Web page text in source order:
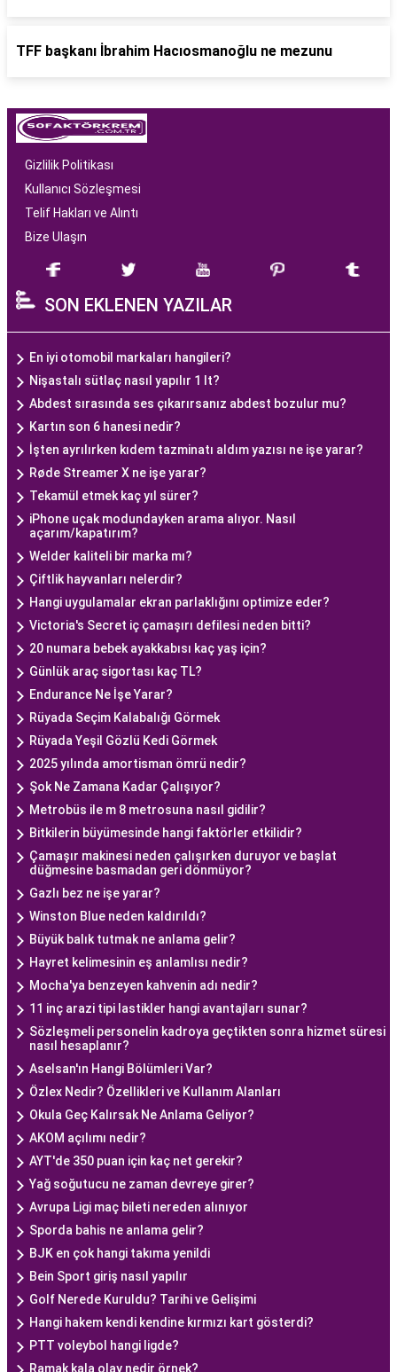
TFF başkanı İbrahim Hacıosmanoğlu ne mezunu
Gizlilik Politikası
Kullanıcı Sözleşmesi
Telif Hakları ve Alıntı
Bize Ulaşın
SON EKLENEN YAZILAR
En iyi otomobil markaları hangileri?
Nişastalı sütlaç nasıl yapılır 1 lt?
Abdest sırasında ses çıkarırsanız abdest bozulur mu?
Kartın son 6 hanesi nedir?
İşten ayrılırken kıdem tazminatı aldım yazısı ne işe yarar?
Røde Streamer X ne işe yarar?
Tekamül etmek kaç yıl sürer?
iPhone uçak modundayken arama alıyor. Nasıl
açarım/kapatırım?
Welder kaliteli bir marka mı?
Çiftlik hayvanları nelerdir?
Hangi uygulamalar ekran parlaklığını optimize eder?
Victoria's Secret iç çamaşırı defilesi neden bitti?
20 numara bebek ayakkabısı kaç yaş için?
Günlük araç sigortası kaç TL?
Endurance Ne İşe Yarar?
Rüyada Seçim Kalabalığı Görmek
Rüyada Yeşil Gözlü Kedi Görmek
2025 yılında amortisman ömrü nedir?
Şok Ne Zamana Kadar Çalışıyor?
Metrobüs ile m 8 metrosuna nasıl gidilir?
Bitkilerin büyümesinde hangi faktörler etkilidir?
Çamaşır makinesi neden çalışırken duruyor ve başlat
düğmesine basmadan geri dönmüyor?
Gazlı bez ne işe yarar?
Winston Blue neden kaldırıldı?
Büyük balık tutmak ne anlama gelir?
Hayret kelimesinin eş anlamlısı nedir?
Mocha'ya benzeyen kahvenin adı nedir?
11 inç arazi tipi lastikler hangi avantajları sunar?
Sözleşmeli personelin kadroya geçtikten sonra hizmet süresi
nasıl hesaplanır?
Aselsan'ın Hangi Bölümleri Var?
Özlex Nedir? Özellikleri ve Kullanım Alanları
Okula Geç Kalırsak Ne Anlama Geliyor?
AKOM açılımı nedir?
AYT'de 350 puan için kaç net gerekir?
Yağ soğutucu ne zaman devreye girer?
Avrupa Ligi maç bileti nereden alınıyor
Sporda bahis ne anlama gelir?
BJK en çok hangi takıma yenildi
Bein Sport giriş nasıl yapılır
Golf Nerede Kuruldu? Tarihi ve Gelişimi
Hangi hakem kendi kendine kırmızı kart gösterdi?
PTT voleybol hangi ligde?
Ramak kala olay nedir örnek?